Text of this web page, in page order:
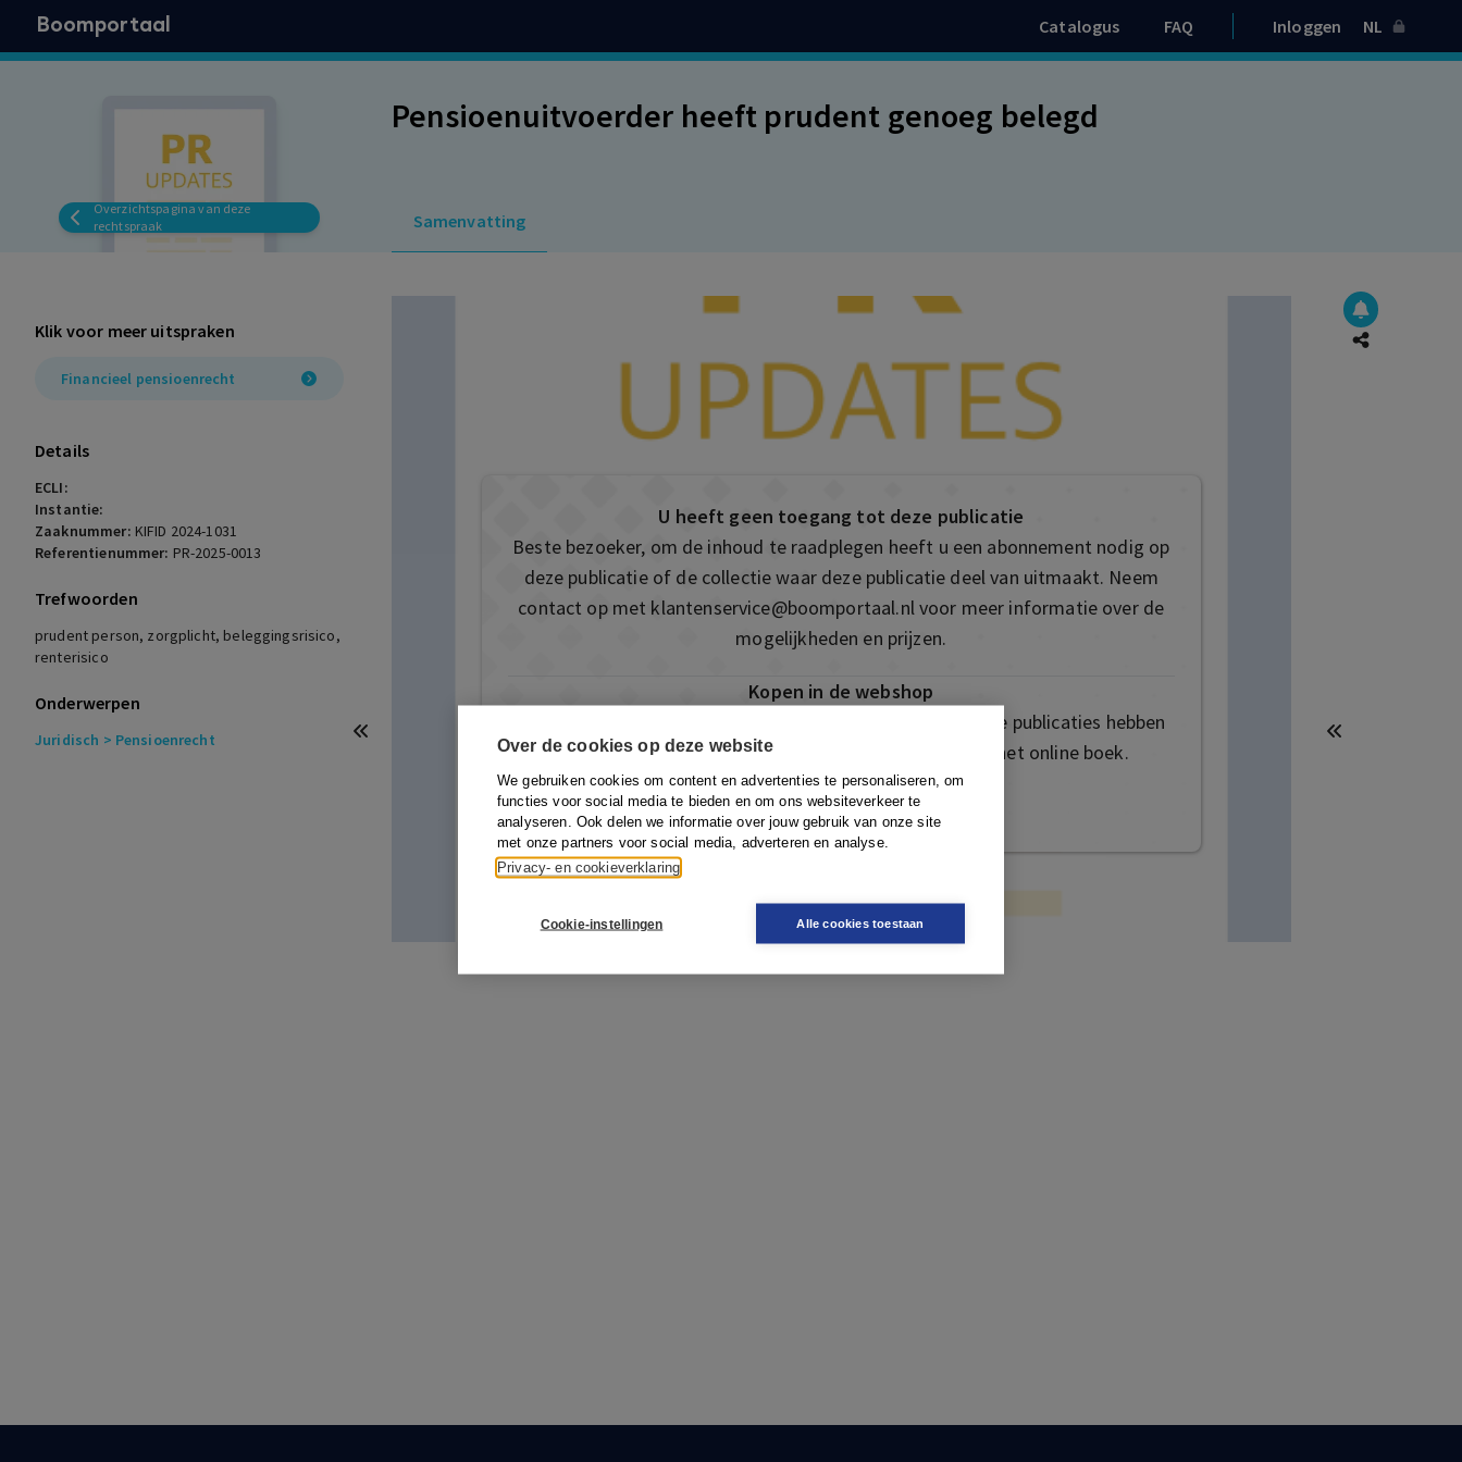
Over de cookies op deze website
We gebruiken cookies om content en advertenties te personaliseren, om
functies voor social media te bieden en om ons websiteverkeer te
analyseren. Ook delen we informatie over jouw gebruik van onze site
met onze partners voor social media, adverteren en analyse.
Privacy- en cookieverklaring
Cookie-instellingen Alle cookies toestaan
Boomportaal Catalogus FAQ Inloggen NL
Overzichtspagina van deze
rechtspraak
Pensioenuitvoerder heeft prudent genoeg belegd
Samenvatting
Klik voor meer uitspraken
Financieel pensioenrecht
Details
ECLI:
Instantie:
Zaaknummer: KIFID 2024-1031
Referentienummer: PR-2025-0013
Trefwoorden
prudent person, zorgplicht, beleggingsrisico,
renterisico
Onderwerpen
Juridisch > Pensioenrecht
U heeft geen toegang tot deze publicatie
Beste bezoeker, om de inhoud te raadplegen heeft u een abonnement nodig op
deze publicatie of de collectie waar deze publicatie deel van uitmaakt. Neem
contact op met klantenservice@boomportaal.nlvoor meer informatie over de
mogelijkheden en prijzen.
Kopen in de webshop
Deze publicatie is ook te vinden in onze webshop. Sommige publicaties hebben
ook de mogelijkheid om direct toegang te kopen tot het online boek.
Naar de webshop